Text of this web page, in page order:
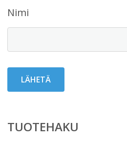
Nimi
TUOTEHAKU